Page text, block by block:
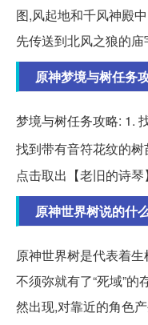
图,风起地和千风神殿
先传送到北风之狼的庙
原神梦境与树任务
梦境与树任务攻略: 1.
找到带有音符花纹的
点击取出【老旧的诗琴
原神世界树说的什
原神世界树是代表着
不须弥就有了“死域”
然出现,对靠近的角色